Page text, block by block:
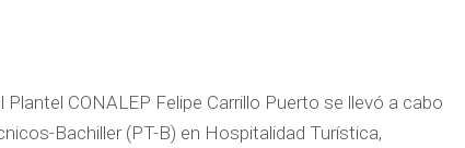
CONALEP Felipe Carrillo Puerto se llevó a cabo
Bachiller (PT-B) en Hospitalidad Turística,